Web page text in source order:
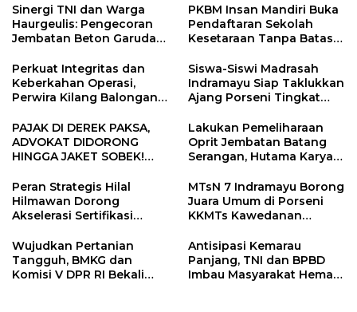
Sinergi TNI dan Warga
Haurgeulis: Pengecoran
Jembatan Beton Garuda
PKBM Insan Mandiri Buka
Pendaftaran Sekolah
Kesetaraan Tanpa Batas
Perkuat Integritas dan
Keberkahan Operasi,
Perwira Kilang Balongan
Siswa-Siswi Madrasah
Indramayu Siap Taklukkan
Ajang Porseni Tingkat
PAJAK DI DEREK PAKSA,
ADVOKAT DIDORONG
HINGGA JAKET SOBEK!
Ngamuk Kepung Polresta
Pekanbaru!
Lakukan Pemeliharaan
Oprit Jembatan Batang
Serangan, Hutama Karya
55 Tol Binjai–Langsa
Peran Strategis Hilal
Hilmawan Dorong
Akselerasi Sertifikasi
Entaskan Kemiskinan di
Indramayu
MTsN 7 Indramayu Borong
Juara Umum di Porseni
KKMTs Kawedanan
Wujudkan Pertanian
Tangguh, BMKG dan
Komisi V DPR RI Bekali
Antisipasi Kemarau
Panjang, TNI dan BPBD
Imbau Masyarakat Hemat